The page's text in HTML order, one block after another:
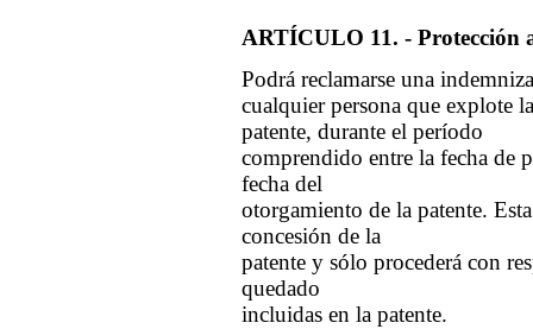
ARTÍCULO 11. - Protección
Podrá reclamarse una
cualquier persona que explote
patente, durante el período
comprendido entre la fecha de
fecha del
otorgamiento de la patente.
concesión de la
patente y sólo procederá con
quedado
incluidas en la patente.